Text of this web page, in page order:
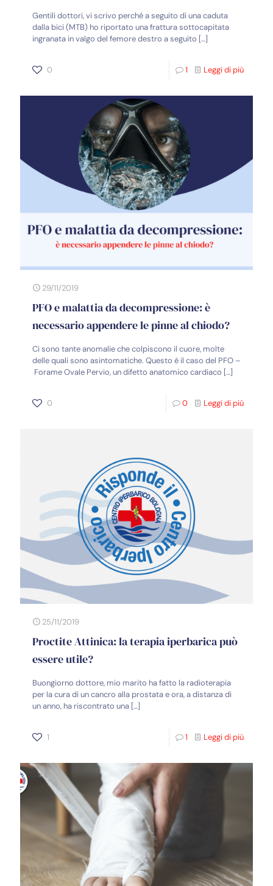
Gentili dottori, vi scrivo perché a seguito di una caduta
dalla bici (MTB) ho riportato una frattura sottocapitata
ingranata in valgo del femore destro a seguito […]
0 1 Leggi di più
29/11/2019
PFO e malattia da decompressione: è
necessario appendere le pinne al chiodo?
Ci sono tante anomalie che colpiscono il cuore, molte
delle quali sono asintomatiche. Questo è il caso del PFO –
Forame Ovale Pervio, un difetto anatomico cardiaco […]
0 0 Leggi di più
25/11/2019
Proctite Attinica: la terapia iperbarica può
essere utile?
Buongiorno dottore, mio marito ha fatto la radioterapia
per la cura di un cancro alla prostata e ora, a distanza di
un anno, ha riscontrato una […]
1 1 Leggi di più